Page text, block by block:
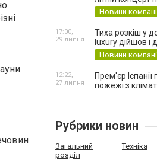
Новини
Тиха розкіш у
luxury дійшов і
Новини
17:00,
29 липня
Прем'єр
пожежі з
12:22,
27 липня
Рубрики новин
Загальний
розділ
Техніка